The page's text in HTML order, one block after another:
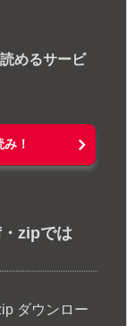
めるサービ
！
zipでは
ダウンロー